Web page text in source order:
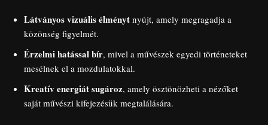
Látványos vizuális élményt nyújt, amely megragadja a
közönség figyelmét.
Érzelmi hatással bír, mivel a művészek egyedi történeteket
mesélnek el a mozdulatokkal.
Kreatív energiát sugároz, amely ösztönözheti a nézőket
saját művészi kifejezésük megtalálására.